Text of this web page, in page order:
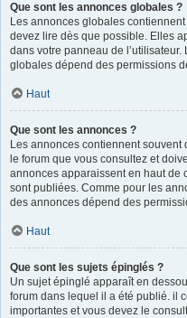
Que sont les annonces globales ?
Les annonces globales
devez lire dès que possible. Elles
dans votre panneau de
globales dépend des permissions
Haut
Que sont les annonces ?
Les annonces contiennent
le forum que vous consultez et
annonces apparaissent en haut de
sont publiées. Comme pour les
des annonces dépend des
Haut
Que sont les sujets épinglés ?
Un sujet épinglé apparaît en
forum dans lequel il a été publié. il
importantes et vous devez le